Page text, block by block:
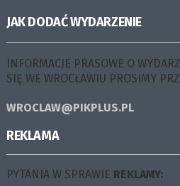
JAK DODAĆ WYDARZENIE
INFORMACJE PRASOWE O
SIĘ WE WROCŁAWIU PROSIMY
WROCLAW@PIKPLUS.PL
REKLAMA
PYTANIA W SPRAWIE REKLAMY: